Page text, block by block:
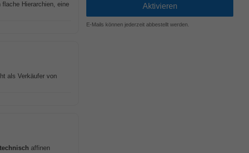
flache Hierarchien, eine
als Verkäufer von
technisch affinen
E-Mails können jederzeit abbestellt werden.